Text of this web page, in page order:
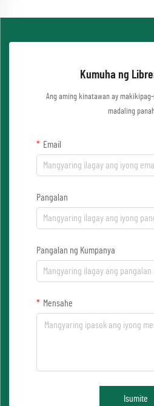
Kumuha ng
Ang aming kinatawan ay
madaling
Email
Pangalan
Pangalan ng Kumpanya
Mensahe
Isumite